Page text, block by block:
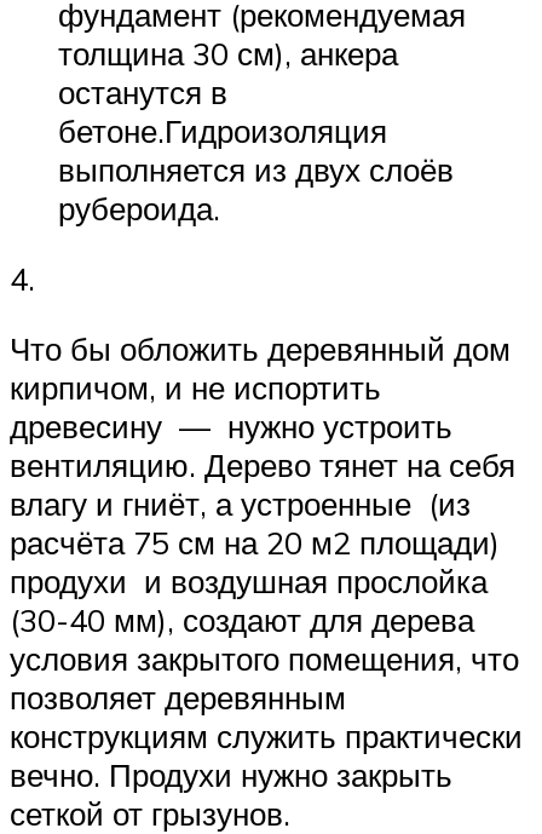
фундамент (рекомендуемая
толщина 30 см), анкера
останутся в
бетоне.Гидроизоляция
выполняется из двух слоёв
рубероида.
4.
Что бы обложить деревянный дом
кирпичом, и не испортить
древесину — нужно устроить
вентиляцию. Дерево тянет на себя
влагу и гниёт, а устроенные (из
расчёта 75 см на 20 м2 площади)
продухи и воздушная прослойка
(30-40 мм), создают для дерева
условия закрытого помещения, что
позволяет деревянным
конструкциям служить практически
вечно. Продухи нужно закрыть
сеткой от грызунов.